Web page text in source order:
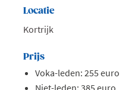
Locatie
Kortrijk
Prijs
Voka-leden: 255 euro